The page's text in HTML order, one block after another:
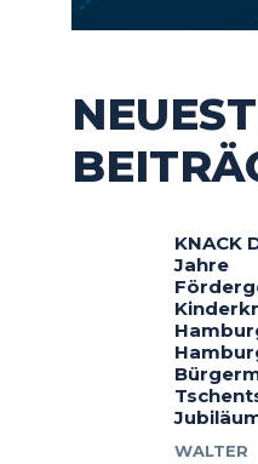
KNACK
Jahre
WALTER